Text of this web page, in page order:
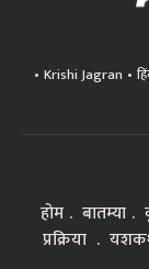
Krishi Jagran
होम बातम्या
प्रक्रिया